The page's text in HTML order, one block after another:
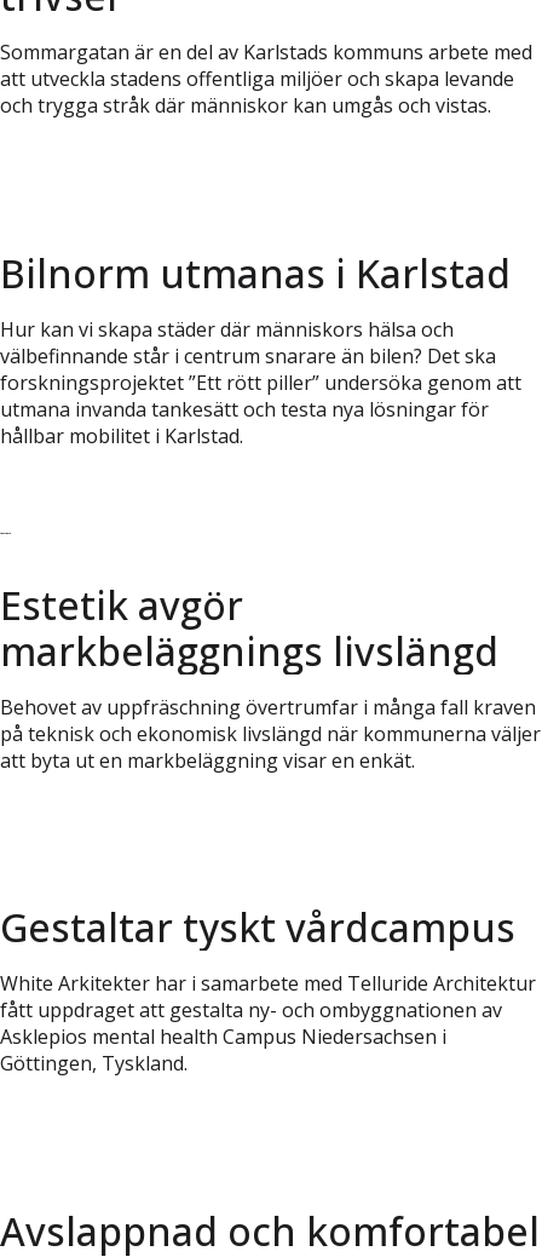
Sommargatan är en del av Karlstads kommuns arbete med
att utveckla stadens offentliga miljöer och skapa levande
och trygga stråk där människor kan umgås och vistas.
Bilnorm utmanas i Karlstad
Hur kan vi skapa städer där människors hälsa och
välbefinnande står i centrum snarare än bilen? Det ska
forskningsprojektet ”Ett rött piller” undersöka genom att
utmana invanda tankesätt och testa nya lösningar för
hållbar mobilitet i Karlstad.
Estetik avgör
markbeläggnings livslängd
Behovet av uppfräschning övertrumfar i många fall kraven
på teknisk och ekonomisk livslängd när kommunerna väljer
att byta ut en markbeläggning visar en enkät.
Gestaltar tyskt vårdcampus
White Arkitekter har i samarbete med Telluride Architektur
fått uppdraget att gestalta ny- och ombyggnationen av
Asklepios mental health Campus Niedersachsen i
Göttingen, Tyskland.
Avslappnad och komfortabel